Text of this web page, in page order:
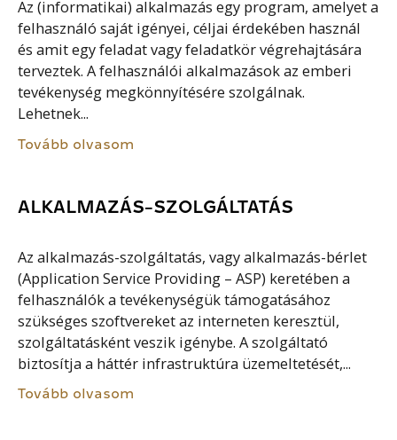
Az (informatikai) alkalmazás egy program, amelyet a
felhasználó saját igényei, céljai érdekében használ
és amit egy feladat vagy feladatkör végrehajtására
terveztek. A felhasználói alkalmazások az emberi
tevékenység megkönnyítésére szolgálnak.
Lehetnek...
Tovább olvasom
ALKALMAZÁS-SZOLGÁLTATÁS
Az alkalmazás-szolgáltatás, vagy alkalmazás-bérlet
(Application Service Providing – ASP) keretében a
felhasználók a tevékenységük támogatásához
szükséges szoftvereket az interneten keresztül,
szolgáltatásként veszik igénybe. A szolgáltató
biztosítja a háttér infrastruktúra üzemeltetését,...
Tovább olvasom